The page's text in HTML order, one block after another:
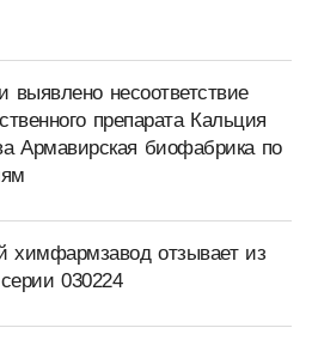
выявлено несоответствие
препарата Кальция
Армавирская биофабрика по
химфармзавод отзывает из
030224